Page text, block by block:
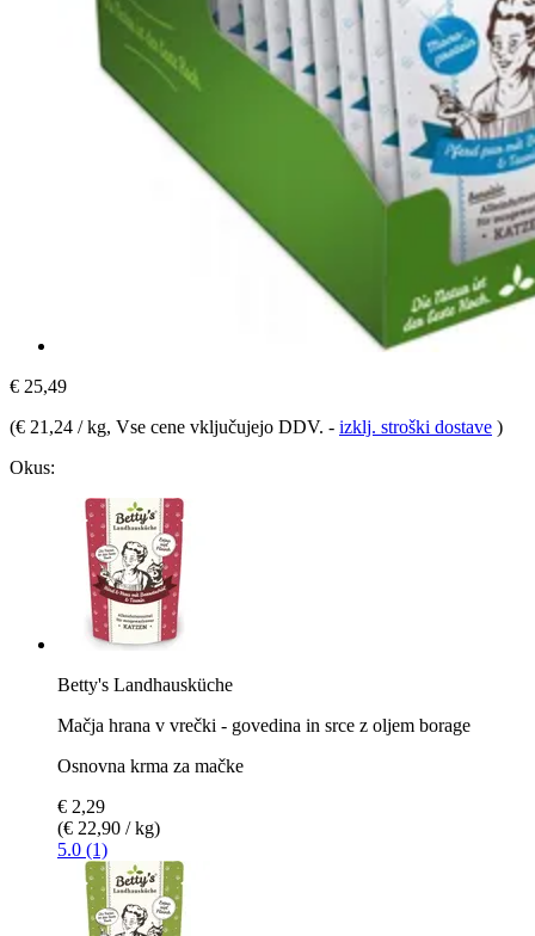
€ 25,49
(€ 21,24 / kg, Vse cene vključujejo DDV. - izklj. stroški dostave )
Okus:
Betty's Landhausküche
Mačja hrana v vrečki - govedina in srce z oljem borage
Osnovna krma za mačke
€ 2,29
(€ 22,90 / kg)
5.0 (1)